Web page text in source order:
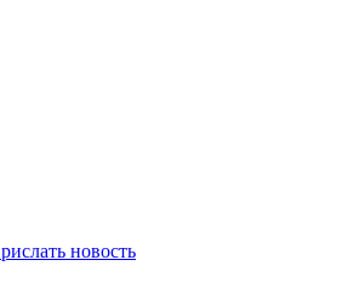
новость